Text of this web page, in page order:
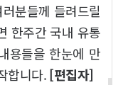
분들께 들려드릴
한주간 국내 유통
용들을 한눈에 만
합니다.[편집자]